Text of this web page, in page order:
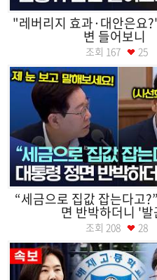
"레버리지 효과·대안은요
변 들어보니
조회 167 25
“세금으로 집값 잡는다고
면 반박하더니 '
조회 208 28